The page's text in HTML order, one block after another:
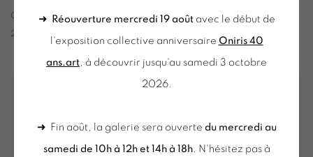
GRAND-PALAIS - PARIS
2 - 6 AVRIL 2025
➜ Réouverture mercredi 19 aoûtavec le début de
l'exposition collective anniversaire Oniris 40
ans.art , à découvrir jusqu'au samedi 3 octobre
2026.
➜ Fin août, la galerie sera ouverte du mercredi au
samedi de 10h à 12h et 14h à 18h. N'hésitez pas à